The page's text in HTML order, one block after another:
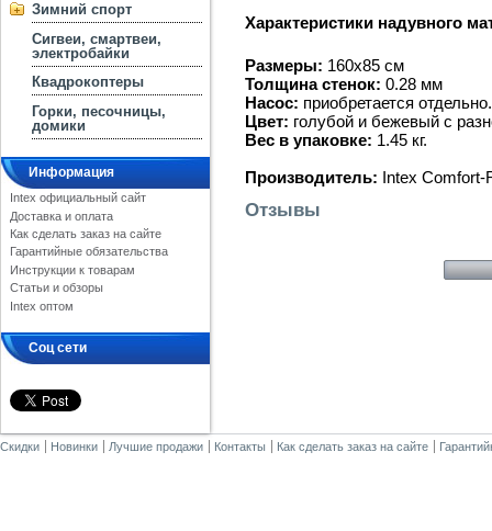
Зимний спорт
Сигвеи, смартвеи,
электробайки
Квадрокоптеры
Горки, песочницы,
домики
Информация
Intex официальный сайт
Доставка и оплата
Как сделать заказ на сайте
Гарантийные обязательства
Инструкции к товарам
Статьи и обзоры
Intex оптом
Соц сети
Характеристики надувного
Размеры: 160х85 см
Толщина стенок: 0.28 мм
Насос: приобретается отдельно.
Цвет: голубой и бежевый с
Вес в упаковке: 1.45 кг.
Производитель: Intex Comfort-
Отзывы
Скидки Новинки Лучшие продажи Контакты Как сделать заказ на сайте